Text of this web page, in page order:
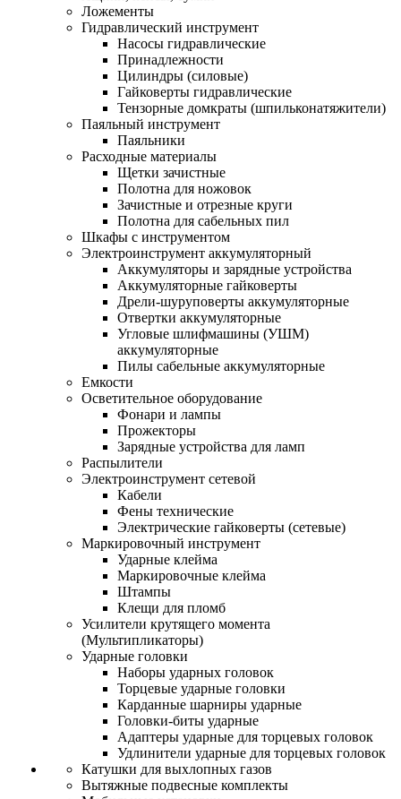
Ложементы
Гидравлический инструмент
Насосы гидравлические
Принадлежности
Цилиндры (силовые)
Гайковерты гидравлические
Тензорные домкраты (шпильконатяжители)
Паяльный инструмент
Паяльники
Расходные материалы
Щетки зачистные
Полотна для ножовок
Зачистные и отрезные круги
Полотна для сабельных пил
Шкафы с инструментом
Электроинструмент аккумуляторный
Аккумуляторы и зарядные устройства
Аккумуляторные гайковерты
Дрели-шуруповерты аккумуляторные
Отвертки аккумуляторные
Угловые шлифмашины (УШМ)
аккумуляторные
Пилы сабельные аккумуляторные
Емкости
Осветительное оборудование
Фонари и лампы
Прожекторы
Зарядные устройства для ламп
Распылители
Электроинструмент сетевой
Кабели
Фены технические
Электрические гайковерты (сетевые)
Маркировочный инструмент
Ударные клейма
Маркировочные клейма
Штампы
Клещи для пломб
Усилители крутящего момента
(Мультипликаторы)
Ударные головки
Наборы ударных головок
Торцевые ударные головки
Карданные шарниры ударные
Головки-биты ударные
Адаптеры ударные для торцевых головок
Удлинители ударные для торцевых головок
Катушки для выхлопных газов
Вытяжные подвесные комплекты